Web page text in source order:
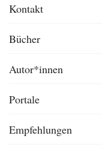
Kontakt
Bücher
Autor*innen
Portale
Empfehlungen